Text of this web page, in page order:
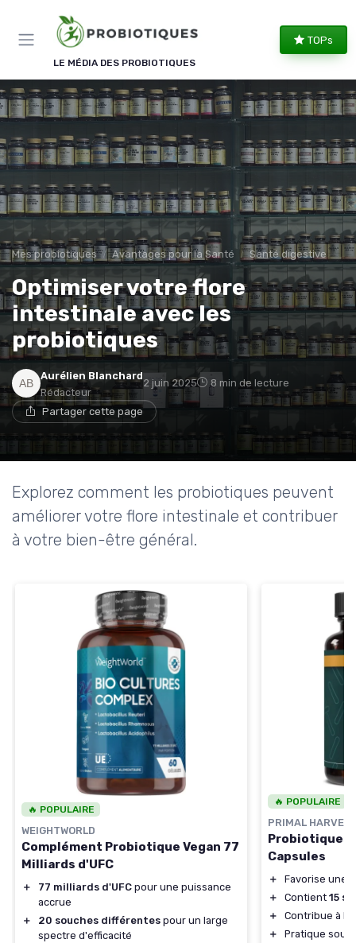
LE MÉDIA DES PROBIOTIQUES
TOPs
Mes probiotiques Avantages pour la Santé Santé digestive
Optimiser votre flore
intestinale avec les
probiotiques
Aurélien Blanchard
Rédacteur
2 juin 2025 8 min de lecture
Partager cette page
Explorez comment les probiotiques peuvent
améliorer votre flore intestinale et contribuer
à votre bien-être général.
🔥 POPULAIRE
WEIGHTWORLD
Complément Probiotique Vegan 77
Milliards d'UFC
＋ 77 milliards d'UFC pour une puissance
accrue
＋
20 souches différentes pour un large
spectre d'efficacité
🔥 POPULAIRE
PRIMAL
Probiotiques
Capsules
＋
Favorise une
＋
Contient 15
＋
Contribue à la
＋
Pratique